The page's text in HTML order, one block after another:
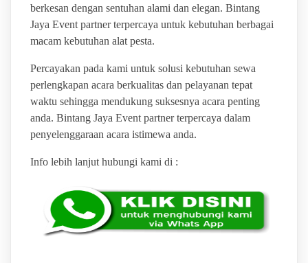
berkesan dengan sentuhan alami dan elegan. Bintang
Jaya Event partner terpercaya untuk kebutuhan berbagai
macam kebutuhan alat pesta.
Percayakan pada kami untuk solusi kebutuhan sewa
perlengkapan acara berkualitas dan pelayanan tepat
waktu sehingga mendukung suksesnya acara penting
anda. Bintang Jaya Event partner terpercaya dalam
penyelenggaraan acara istimewa anda.
Info lebih lanjut hubungi kami di :